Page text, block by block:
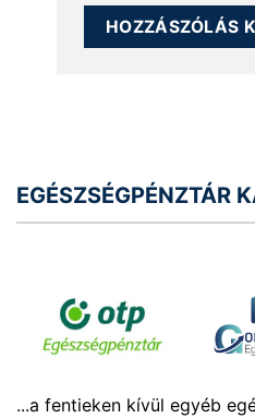
EGÉSZSÉGPÉNZTÁR
...a fentieken kívül egyéb